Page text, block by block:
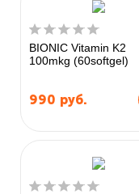
BIONIC Vitamin K2
100mkg (60softgel)
990 руб.